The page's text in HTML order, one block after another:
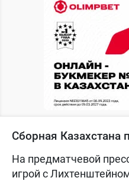
Сборная Казахстана
На предматчевой
игрой с